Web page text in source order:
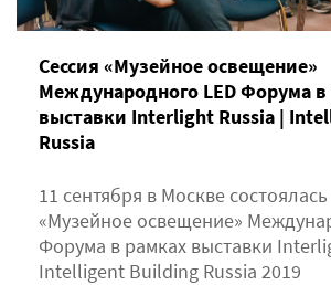
Сессия «Музейное освещение»
Международного LED Форума в
выставки Interlight Russia |
Russia
11 сентября в Москве состоялась
«Музейное освещение»
Форума в рамках выставки
Intelligent Building Russia 2019